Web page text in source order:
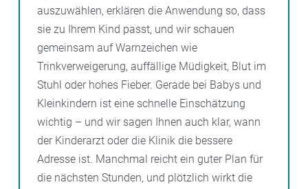
auszuwählen, erklären die Anwendung so, dass
sie zu Ihrem Kind passt, und wir schauen
gemeinsam auf Warnzeichen wie
Trinkverweigerung, auffällige Müdigkeit, Blut im
Stuhl oder hohes Fieber. Gerade bei Babys und
Kleinkindern ist eine schnelle Einschätzung
wichtig – und wir sagen Ihnen auch klar, wann
der Kinderarzt oder die Klinik die bessere
Adresse ist. Manchmal reicht ein guter Plan für
die nächsten Stunden, und plötzlich wirkt die